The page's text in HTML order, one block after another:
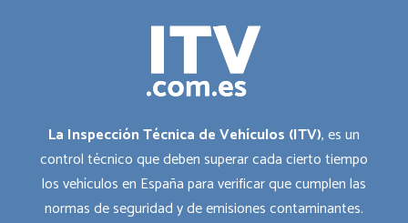
La Inspección Técnica de Vehículos (ITV), es un
control técnico que deben superar cada cierto tiempo
los vehículos en España para verificar que cumplen las
normas de seguridad y de emisiones contaminantes.